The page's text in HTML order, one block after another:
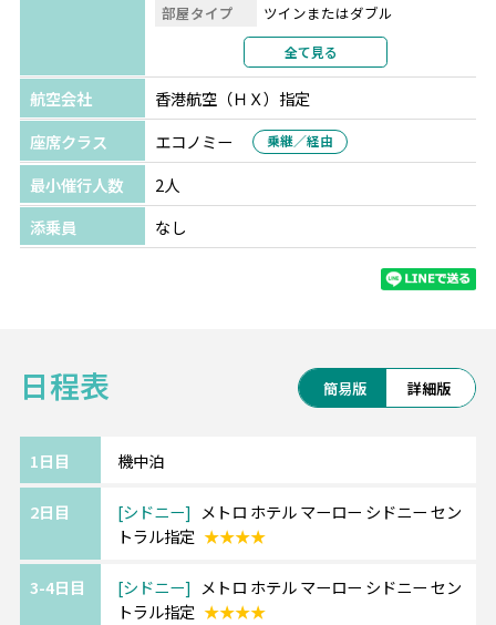
※1名参加の場合、金額が異なります。
●ブルーマウンテン日帰り観光など各種オプショナルツア
ーもお手配可能です。詳しくはお問合せください。
部屋タイプ
ツインまたはダブル
2名1室利用
部屋カテゴリ
指定なし
全て見る
航空会社
香港航空（ＨＸ）指定
座席クラス
エコノミー 乗継／経由
最小催行人数
2人
添乗員
なし
日程表 簡易版 詳細版
1日目 機中泊
2日目 シドニー
メトロ ホテル マーロー シドニー セン
トラル指定 ★★★★
3-4日目 シドニー
メトロ ホテル マーロー シドニー セン
トラル指定 ★★★★